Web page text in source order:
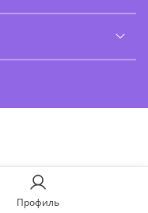
Профиль